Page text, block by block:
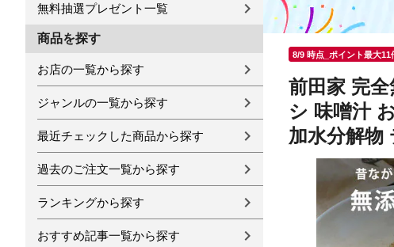
無料抽選プレゼント一覧
商品を探す
お店の一覧から探す
ジャンルの一覧から探す
最近チェックした商品から探す
過去のご注文一覧から探す
ランキングから探す
おすすめ記事一覧から探す
8/9 時点_ポイント最大11
前田家 完
シ 味噌汁
加水分解物